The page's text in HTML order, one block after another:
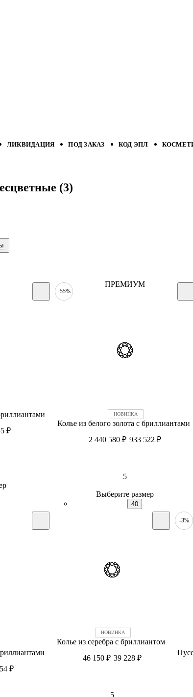
ЛИКВИДАЦИЯ ПОД ЗАКАЗ КОД ЭПЛ
(3)
₽
-55%
ПРЕМИУМ
Колье из белого золота c бриллиантами
2 440 580 ₽ 933 522 ₽
5
Выберите размер
40
₽
Колье из серебра с бриллиантом
46 150 ₽ 39 228 ₽
5
-3%